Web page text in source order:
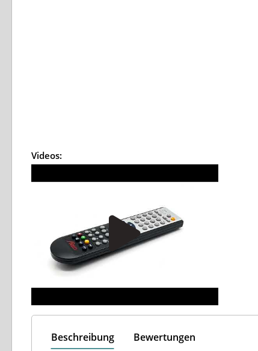
Videos:
Beschreibung Bewertungen